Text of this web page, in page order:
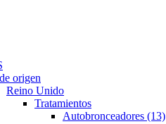
origen
Reino Unido
Tratamientos
Autobronceadores (13)